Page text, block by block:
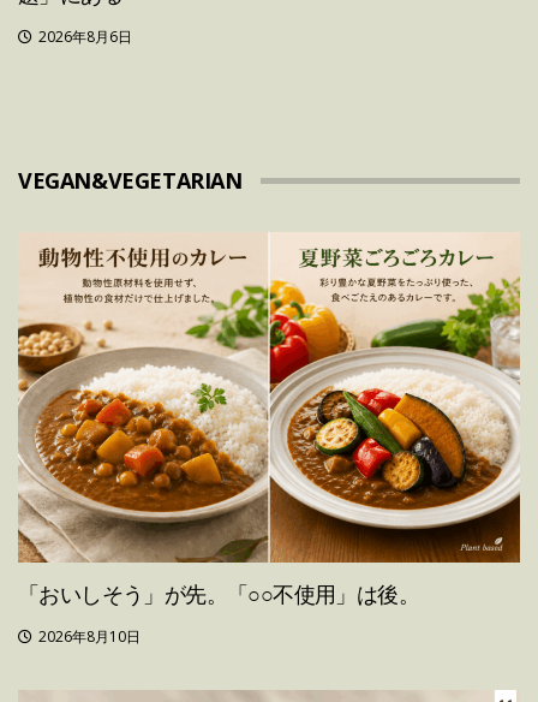
2026年8月6日
VEGAN&VEGETARIAN
「おいしそう」が先。「○○不使用」は後。
2026年8月10日